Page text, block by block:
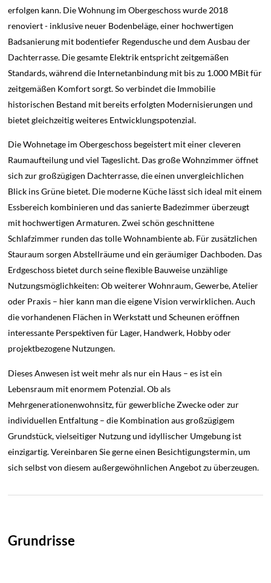
erfolgen kann. Die Wohnung im Obergeschoss wurde 2018
renoviert - inklusive neuer Bodenbeläge, einer hochwertigen
Badsanierung mit bodentiefer Regendusche und dem Ausbau der
Dachterrasse. Die gesamte Elektrik entspricht zeitgemäßen
Standards, während die Internetanbindung mit bis zu 1.000 MBit für
zeitgemäßen Komfort sorgt. So verbindet die Immobilie
historischen Bestand mit bereits erfolgten Modernisierungen und
bietet gleichzeitig weiteres Entwicklungspotenzial.
Die Wohnetage im Obergeschoss begeistert mit einer cleveren
Raumaufteilung und viel Tageslicht. Das große Wohnzimmer öffnet
sich zur großzügigen Dachterrasse, die einen unvergleichlichen
Blick ins Grüne bietet. Die moderne Küche lässt sich ideal mit einem
Essbereich kombinieren und das sanierte Badezimmer überzeugt
mit hochwertigen Armaturen. Zwei schön geschnittene
Schlafzimmer runden das tolle Wohnambiente ab. Für zusätzlichen
Stauraum sorgen Abstellräume und ein geräumiger Dachboden. Das
Erdgeschoss bietet durch seine flexible Bauweise unzählige
Nutzungsmöglichkeiten: Ob weiterer Wohnraum, Gewerbe, Atelier
oder Praxis – hier kann man die eigene Vision verwirklichen. Auch
die vorhandenen Flächen in Werkstatt und Scheunen eröffnen
interessante Perspektiven für Lager, Handwerk, Hobby oder
projektbezogene Nutzungen.
Dieses Anwesen ist weit mehr als nur ein Haus – es ist ein
Lebensraum mit enormem Potenzial. Ob als
Mehrgenerationenwohnsitz, für gewerbliche Zwecke oder zur
individuellen Entfaltung – die Kombination aus großzügigem
Grundstück, vielseitiger Nutzung und idyllischer Umgebung ist
einzigartig. Vereinbaren Sie gerne einen Besichtigungstermin, um
sich selbst von diesem außergewöhnlichen Angebot zu überzeugen.
Grundrisse